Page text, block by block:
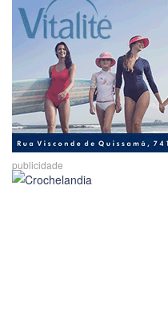
publicidade